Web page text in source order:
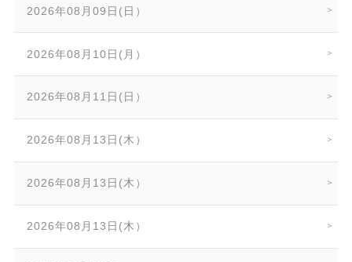
2026年08月09日(日）
2026年08月10日(月）
2026年08月11日(日）
2026年08月13日(木）
2026年08月13日(木）
2026年08月13日(木）